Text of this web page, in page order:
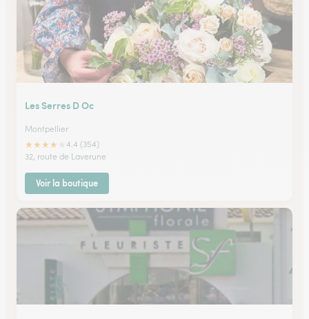
Les Serres D Oc
Montpellier
★★★★
4.4 (354)
32, route de Laverune
Voir la boutique